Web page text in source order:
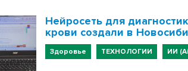
Нейросеть для
крови создали в
Здоровье ТЕХНОЛОГИИ ИИ